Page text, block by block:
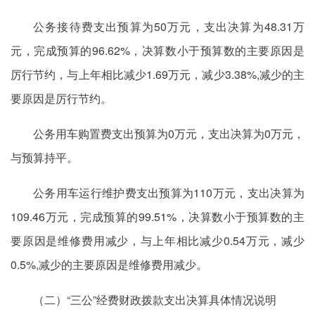
公务接待费支出预算为50万元，支出决算为48.31万
元，完成预算的96.62%，决算数小于预算数的主要原因是
厉行节约，与上年相比减少1.69万元，减少3.38%,减少的主
要原因是厉行节约。
公务用车购置费支出预算为0万元，支出决算为0万元，
与预算持平。
公务用车运行维护费支出预算为110万元，支出决算为
109.46万元，完成预算的99.51%，决算数小于预算数的主
要原因是维修费用减少，与上年相比减少0.54万元，减少
0.5%,减少的主要原因是维修费用减少。
（二）“三公”经费财政拨款支出决算具体情况说明